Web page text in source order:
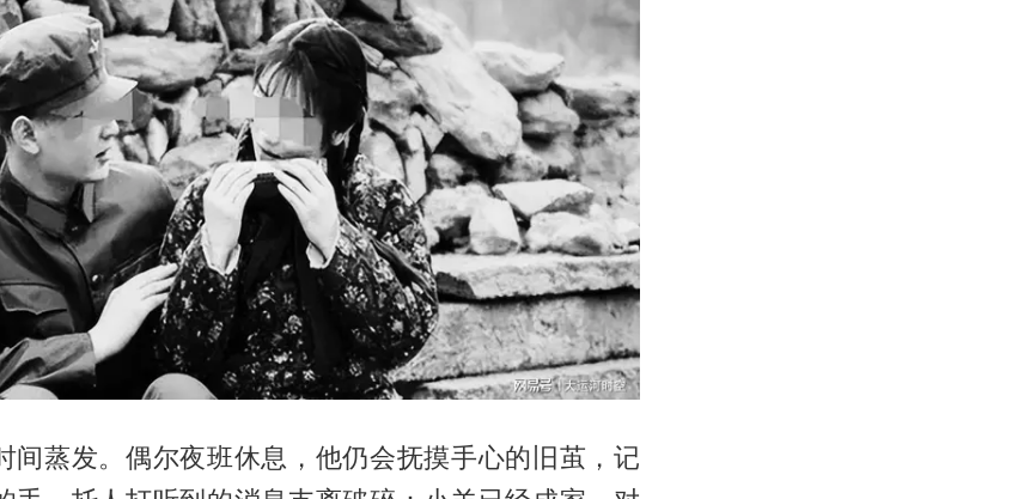
间蒸发。偶尔夜班休息，他仍会抚摸手心的旧茧，记